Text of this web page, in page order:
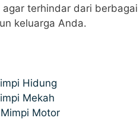
terhindar dari
keluarga Anda.
Hidung
Mekah
Motor